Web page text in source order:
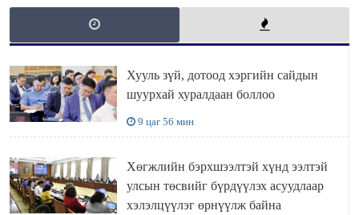
Хууль зүй, дотоод хэргийн сайдын
шуурхай хуралдаан боллоо
9 цаг 56 мин
Хөгжлийн бэрхшээлтэй хүнд ээлтэй
улсын төсвийг бүрдүүлэх асуудлаар
хэлэлцүүлэг өрнүүлж байна